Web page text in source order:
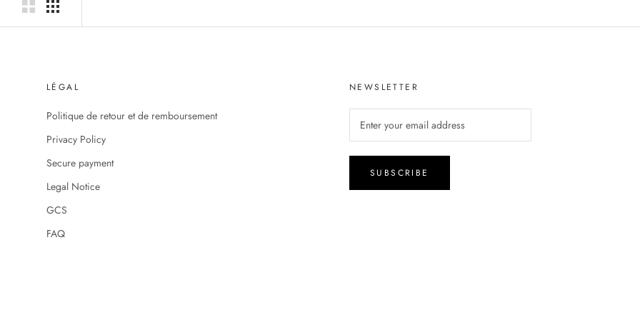
LÉGAL
Politique de retour et de remboursement
Privacy Policy
Secure payment
Legal Notice
GCS
FAQ
NEWSLETTER
SUBSCRIBE